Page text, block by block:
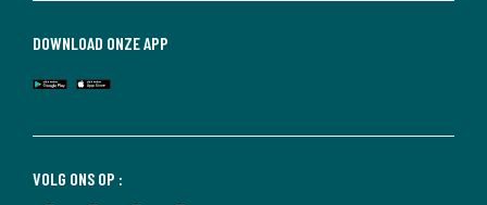
VOLG ONS OP :
DOWNLOAD ONZE APP